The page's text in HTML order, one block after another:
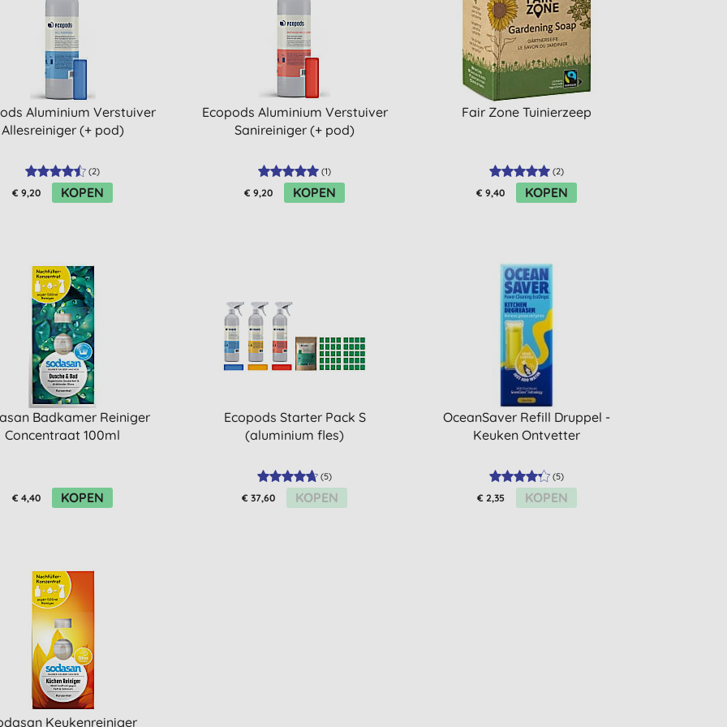
Aluminium Verstuiver
Allesreiniger (+ pod)
(2)
€ 9,20 KOPEN
Ecopods Aluminium Verstuiver
Sanireiniger (+ pod)
(1)
€ 9,20 KOPEN
Fair Zone Tuinierzeep
(2)
€ 9,40 KOPEN
Badkamer Reiniger
Concentraat 100ml
€ 4,40 KOPEN
Ecopods Starter Pack S
(aluminium fles)
(5)
€ 37,60 KOPEN
OceanSaver Refill Druppel -
Keuken Ontvetter
(5)
€ 2,35 KOPEN
Keukenreiniger